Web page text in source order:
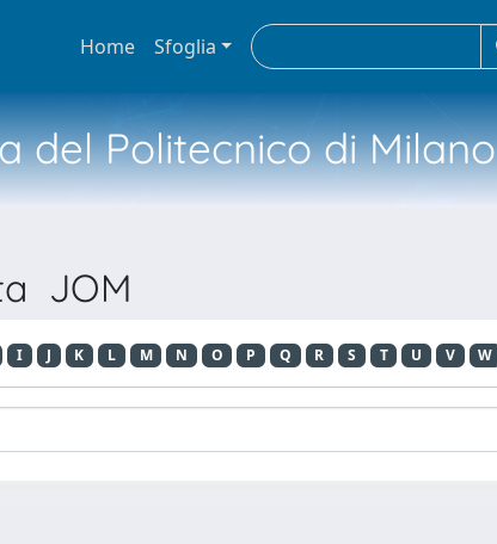
Home Sfoglia
del Politecnico di Milano
JOM
I J K L M N O P Q R S T U V W